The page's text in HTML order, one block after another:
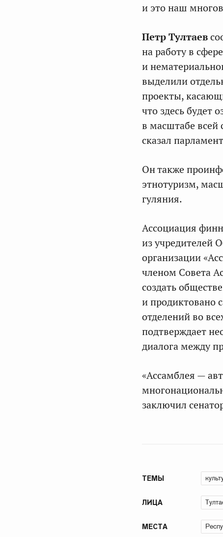
и это наш
Петр Тултаев
на работу в
и
выделили
проекты,
что здесь будет
в масштабе всей
сказал
Он также
этнотуризм,
гуляния.
Ассоциация
из учредителей
организации
членом Совета
создать
и продиктовано
отделений во
подтверждает
диалога между
«Ассамблея —
заключил
ТЕМЫ
ЛИЦА
МЕСТА